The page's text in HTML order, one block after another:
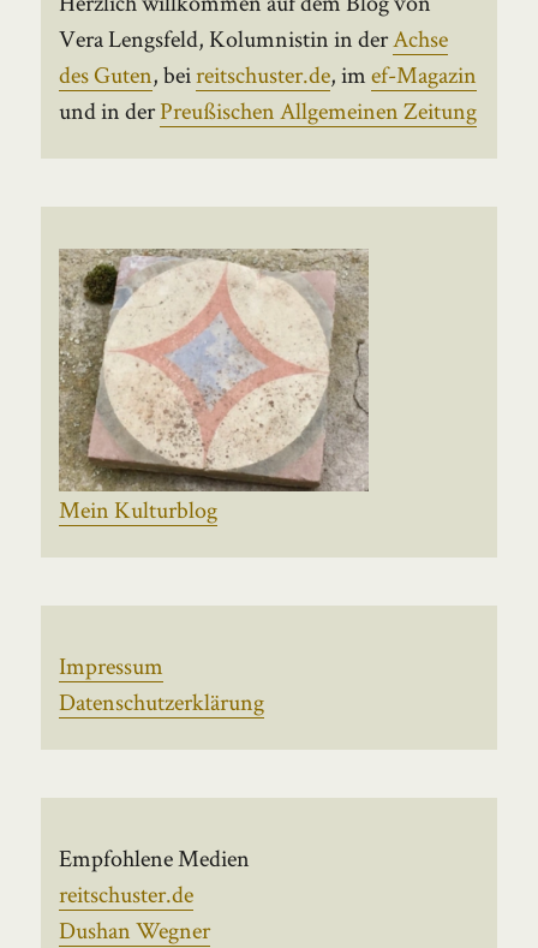
Vera Lengsfeld, Kolumnistin in derAchse
des Guten, beireitschuster.de, imef-Magazin
und in derPreußischen Allgemeinen Zeitung
Mein Kulturblog
Impressum
Datenschutzerklärung
Empfohlene Medien
reitschuster.de
Dushan Wegner